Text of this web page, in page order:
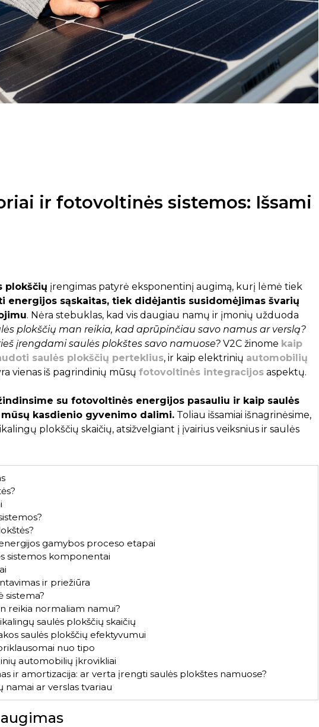
ir fotovoltinės sistemos: Išsami
plokščių įrengimas patyrė eksponentinį augimą, kurį lėmė tiek
energijos sąskaitas, tiek didėjantis susidomėjimas švarių
. Nėra stebuklas, kad vis daugiau namų ir įmonių užduoda
plokščių man reikia, kad aprūpinčiau savo namus ar verslą?
įrengdami saulės plokštes savo namuose?V2C žinome kaip
saulės plokščių perteklius, ir kaip elektrinių automobilių
vienas iš pagrindinių mūsų fotovoltinės integracijosaspektų.
su fotovoltinės energijos pasauliu ir kaip saulės
kasdienio gyvenimo dalimi.Toliau išsamiai išnagrinėsime,
plokščių skaičių, atsižvelgiant į įvairius veiksnius ir saulės
gamybos proceso etapai
sistemos komponentai
ir priežiūra
sistema?
reikia normaliam namui?
saulės plokščių skaičių
saulės plokščių efektyvumui
nuo tipo
automobilių įkrovikliai
ir amortizacija: ar verta įrengti saulės plokštes namuose?
namai ar verslas tvariau